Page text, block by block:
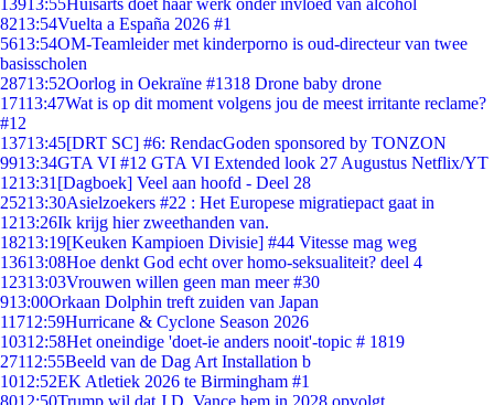
13913:55Huisarts doet haar werk onder invloed van alcohol
8213:54Vuelta a España 2026 #1
5613:54OM-Teamleider met kinderporno is oud-directeur van twee
basisscholen
28713:52Oorlog in Oekraïne #1318 Drone baby drone
17113:47Wat is op dit moment volgens jou de meest irritante reclame?
#12
13713:45[DRT SC] #6: RendacGoden sponsored by TONZON
9913:34GTA VI #12 GTA VI Extended look 27 Augustus Netflix/YT
1213:31 [Dagboek] Veel aan hoofd - Deel 28
25213:30Asielzoekers #22 : Het Europese migratiepact gaat in
1213:26Ik krijg hier zweethanden van.
18213:19[Keuken Kampioen Divisie] #44 Vitesse mag weg
13613:08Hoe denkt God echt over homo-seksualiteit? deel 4
12313:03Vrouwen willen geen man meer #30
913:00Orkaan Dolphin treft zuiden van Japan
11712:59Hurricane & Cyclone Season 2026
10312:58Het oneindige 'doet-ie anders nooit'-topic # 1819
27112:55Beeld van de Dag Art Installation b
1012:52EK Atletiek 2026 te Birmingham #1
8012:50Trump wil dat J.D. Vance hem in 2028 opvolgt